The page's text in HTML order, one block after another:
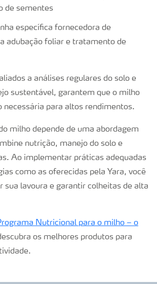
de sementes
específica fornecedora de
adubação foliar e tratamento de
a análises regulares do solo e
sustentável, garantem que o milho
necessária para altos rendimentos.
milho depende de uma abordagem
nutrição, manejo do solo e
Ao implementar práticas adequadas
como as oferecidas pela Yara, você
sua lavoura e garantir colheitas de alta
Nutricional para o milho – o
os melhores produtos para